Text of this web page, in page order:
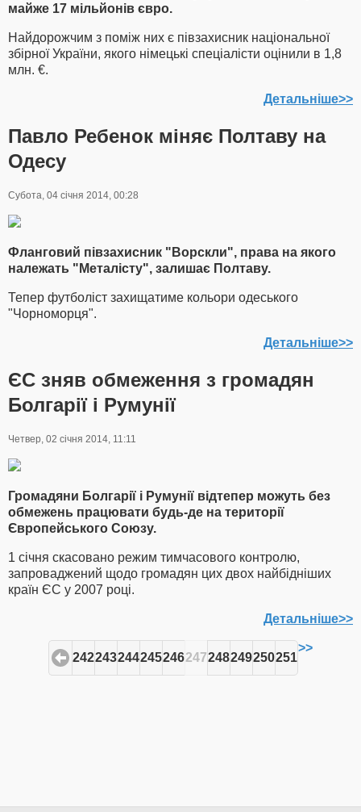
майже 17 мільйонів євро.
Найдорожчим з поміж них є півзахисник національної
збірної України, якого німецькі спеціалісти оцінили в 1,8
млн. €.
Детальніше>>
Павло Ребенок міняє Полтаву на
Одесу
Субота, 04 січня 2014, 00:28
Фланговий півзахисник "Ворскли", права на якого
належать "Металісту", залишає Полтаву.
Тепер футболіст захищатиме кольори одеського
"Чорноморця".
Детальніше>>
ЄС зняв обмеження з громадян
Болгарії і Румунії
Четвер, 02 січня 2014, 11:11
Громадяни Болгарії і Румунії відтепер можуть без
обмежень працювати будь-де на території
Європейського Союзу.
1 січня скасовано режим тимчасового контролю,
запроваджений щодо громадян цих двох найбідніших
країн ЄС у 2007 році.
Детальніше>>
242243244245246247248249250251
>>